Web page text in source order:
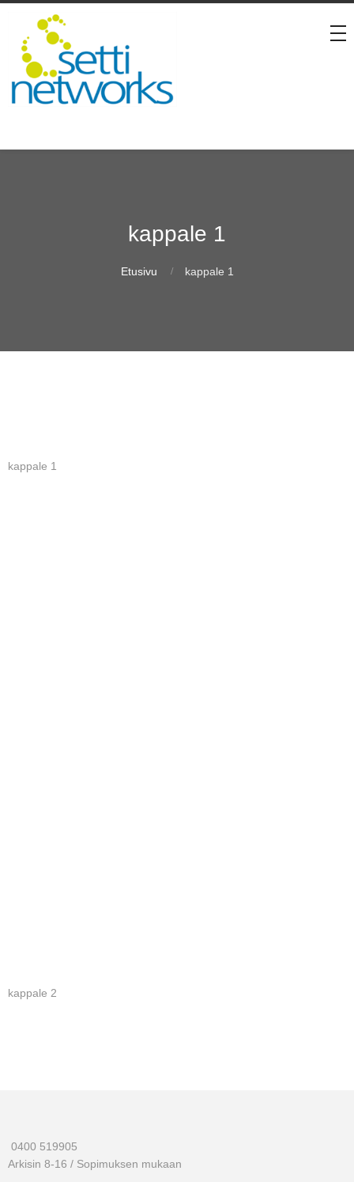
kappale 1
Etusivu kappale 1
kappale 1
kappale 2
0400 519905
Arkisin 8-16 / Sopimuksen mukaan